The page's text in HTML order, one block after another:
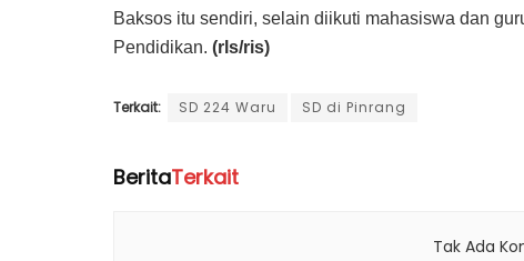
Baksos itu sendiri, selain diikuti mahasiswa dan
Pendidikan. (rls/ris)
Terkait: SD 224 Waru SD di Pinrang
BeritaTerkait
Tak Ada